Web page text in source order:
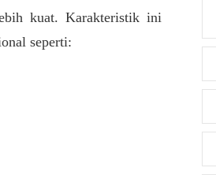
kuat. Karakteristik ini
seperti: